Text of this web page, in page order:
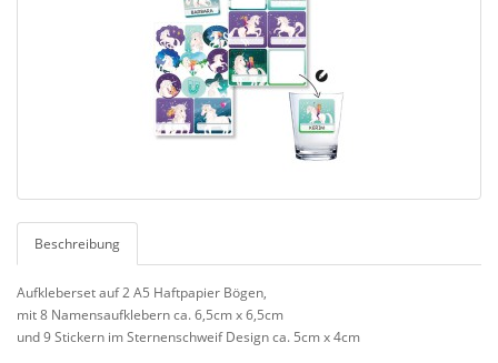
Beschreibung
Aufkleberset auf 2 A5 Haftpapier Bögen,
mit 8 Namensaufklebern ca. 6,5cm x 6,5cm
und 9 Stickern im Sternenschweif Design ca. 5cm x 4cm